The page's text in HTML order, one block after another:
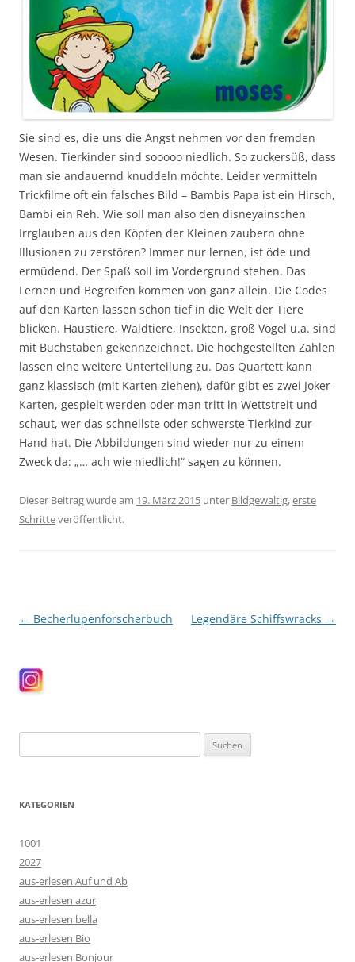
Sie sind es, die uns die Angst nehmen vor den fremden
Wesen. Tierkinder sind sooooo niedlich. So zuckersüß, dass
man sie andauernd knuddeln möchte. Leider vermitteln
Trickfilme oft ein falsches Bild – Bambis Papa ist ein Hirsch,
Bambi ein Reh. Wie soll man also den disneyainschen
Irrglauben aus den Köpfen der Kleinen zaubern ohne
Illusionen zu zerstören? Immer nur lernen, ist öde und
ermüdend. Der Spaß soll im Vordergrund stehen. Das
Lernen und Begreifen kommen von ganz allein. Die Codes
auf den Karten lassen schon tief in die Welt der Tiere
blicken. Haustiere, Waldtiere, Insekten, groß Vögel u.a. sind
mit Buchstaben gekennzeichnet. Die hochgestellten Zahlen
lassen eine weitere Unterteilung zu. Das Quartett kann
ganz klassisch (mit Karten ziehen), dafür gibt es zwei Joker-
Karten, gespielt werden oder man tritt in Wettstreit und
schaut, wer das schnellste oder schwerste Tierkind zur
Hand hat. Die Abbildungen sind wieder nur zu einem
Zweck da: „… ach wie niedlich!“ sagen zu können.
Dieser Beitrag wurde am 19. März 2015 unter Bildgewaltig,erste
Schritteveröffentlicht.
Beitragsnavigation
← Becherlupenforscherbuch Legendäre Schiffswracks →
nach:
KATEGORIEN
1001
2027
aus-erlesen Auf und Ab
aus-erlesen azur
aus-erlesen bella
aus-erlesen Bio
aus-erlesen Bonjour